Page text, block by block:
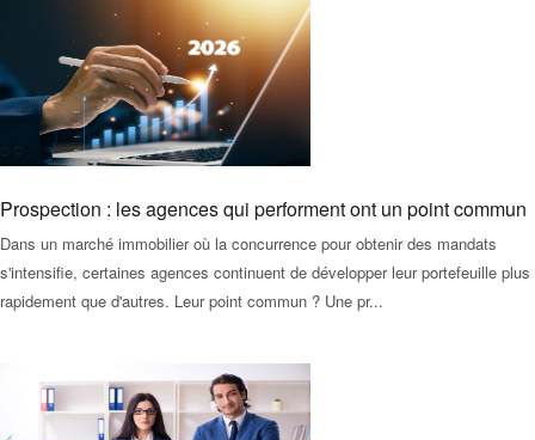
Prospection : les agences qui performent ont un point commun
Dans un marché immobilier où la concurrence pour obtenir des mandats
s'intensifie, certaines agences continuent de développer leur portefeuille plus
rapidement que d'autres. Leur point commun ? Une pr...